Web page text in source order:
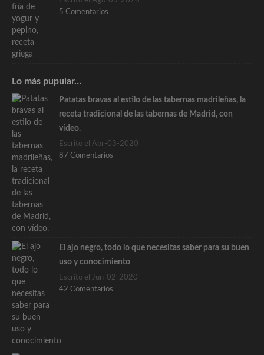
5 Comentarios
Lo más pupular…
Patatas bravas al estilo de las tabernas madrileñas, la
receta tradicional de las tabernas de Madrid, con
vídeo.
Escrito el Abr-03-2020
87 Comentarios
El ajo negro, todo lo que necesitas saber para su buen
uso y conocimiento
Escrito el Jun-02-2020
42 Comentarios